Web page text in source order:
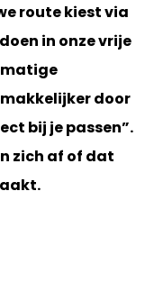
route kiest via
in onze vrije
door
bij je passen”.
zich af of dat